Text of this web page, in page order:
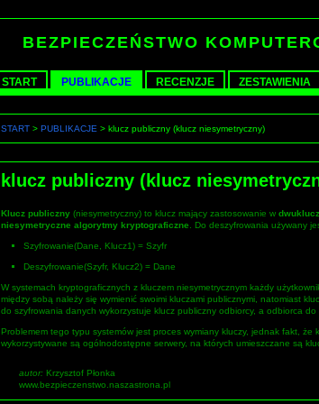
BEZPIECZEŃSTWO
START PUBLIKACJE RECENZJE ZESTAWIENIA
START > PUBLIKACJE > klucz publiczny (klucz niesymetryczny)
klucz publiczny (klucz
Klucz publiczny (niesymetryczny) to klucz mający zastosowanie w
niesymetryczne algorytmy kryptograficzne . Do deszyfrowania używany
Szyfrowanie(Dane, Klucz1) = Szyfr
Deszyfrowanie(Szyfr, Klucz2) = Dane
W systemach kryptograficznych z kluczem niesymetrycznym każdy
między sobą należy się wymienić swoimi kluczami publicznymi, natomiast
do szyfrowania danych wykorzystuje klucz publiczny odbiorcy, a odbiorca
Problemem tego typu systemów jest proces wymiany kluczy, jednak fakt,
wykorzystywane są ogólnodostępne serwery, na których umieszczane są
autor: Krzysztof Płonka
www.bezpieczenstwo.naszastrona.pl